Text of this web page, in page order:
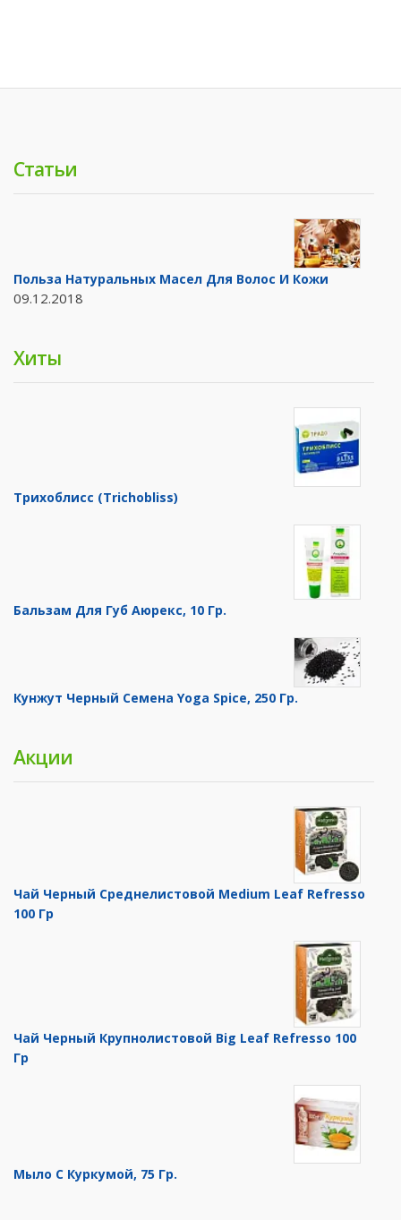
Статьи
Польза Натуральных Масел Для Волос И Кожи
09.12.2018
Хиты
Трихоблисс (Trichobliss)
Бальзам Для Губ Аюрекс, 10 Гр.
Кунжут Черный Семена Yoga Spice, 250 Гр.
Акции
Чай Черный Среднелистовой Medium Leaf Refresso
100 Гр
Чай Черный Крупнолистовой Big Leaf Refresso 100
Гр
Мыло С Куркумой, 75 Гр.